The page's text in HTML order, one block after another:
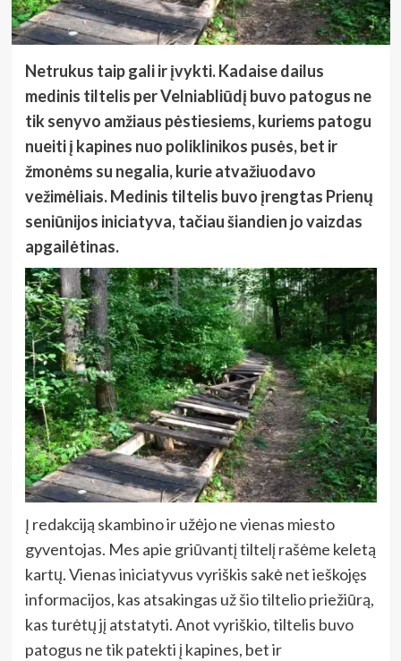
Netrukus taip gali ir įvykti. Kadaise dailus
medinis tiltelis per Velniabliūdį buvo patogus ne
tik senyvo amžiaus pėstiesiems, kuriems patogu
nueiti į kapines nuo poliklinikos pusės, bet ir
žmonėms su negalia, kurie atvažiuodavo
vežimėliais. Medinis tiltelis buvo įrengtas Prienų
seniūnijos iniciatyva, tačiau šiandien jo vaizdas
apgailėtinas.
Į redakciją skambino ir užėjo ne vienas miesto
gyventojas. Mes apie griūvantį tiltelį rašėme keletą
kartų. Vienas iniciatyvus vyriškis sakė net ieškojęs
informacijos, kas atsakingas už šio tiltelio priežiūrą,
kas turėtų jį atstatyti. Anot vyriškio, tiltelis buvo
patogus ne tik patekti į kapines, bet ir